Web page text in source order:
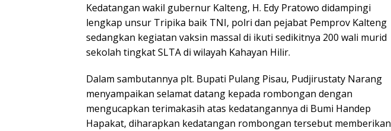
Kedatangan wakil gubernur Kalteng, H. Edy Pratowo didampingi
lengkap unsur Tripika baik TNI, polri dan pejabat Pemprov Kalteng
sedangkan kegiatan vaksin massal di ikuti sedikitnya 200 wali murid
sekolah tingkat SLTA di wilayah Kahayan Hilir.
Dalam sambutannya plt. Bupati Pulang Pisau, Pudjirustaty Narang
menyampaikan selamat datang kepada rombongan dengan
mengucapkan terimakasih atas kedatangannya di Bumi Handep
Hapakat, diharapkan kedatangan rombongan tersebut memberikan